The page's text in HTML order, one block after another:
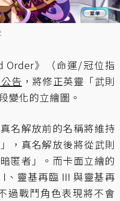
Order》（命運/冠位指
告 ，將修正英靈「武則
變化的立繪圖。
名解放前的名稱將維持
，真名解放後將從武則
匿者」。而卡面立繪的
、靈基再臨 III 與靈基再
過戰鬥角色表現將不會